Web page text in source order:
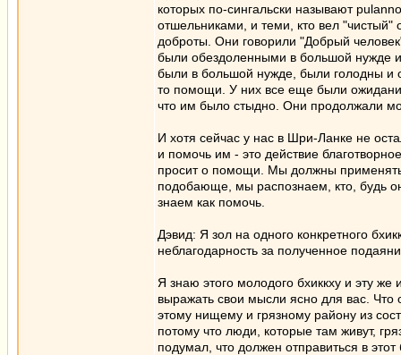
которых по-сингальски называют
отшельниками, и теми, кто вел
доброты. Они говорили "Добрый
были обездоленными в большой нужде
были в большой нужде, были голодны и
то помощи. У них все еще были
что им было стыдно. Они продолжали
И хотя сейчас у нас в Шри-Ланке не
и помочь им - это действие
просит о помощи. Мы должны применять
подобающе, мы распознаем, кто, будь
знаем как помочь.
Дэвид: Я зол на одного конкретного
неблагодарность за полученное
Я знаю этого молодого бхиккху и эту
выражать свои мысли ясно для вас. Что
этому нищему и грязному району из
потому что люди, которые там живут,
подумал, что должен отправиться в